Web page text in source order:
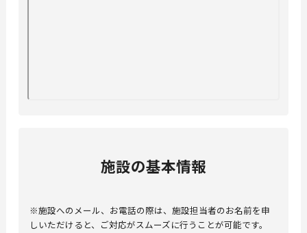
施設の基本情報
※施設へのメール、お電話の際は、施設担当者のお名前を申
しいただけると、ご対応がスムーズに行うことが可能です。